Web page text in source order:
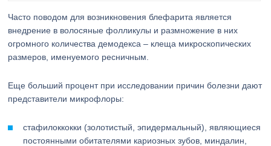
Часто поводом для возникновения блефарита является
внедрение в волосяные фолликулы и размножение в них
огромного количества демодекса – клеща микроскопических
размеров, именуемого ресничным.
Еще больший процент при исследовании причин болезни дают
представители микрофлоры:
стафилоккокки (золотистый, эпидермальный), являющиеся
постоянными обитателями кариозных зубов, миндалин,